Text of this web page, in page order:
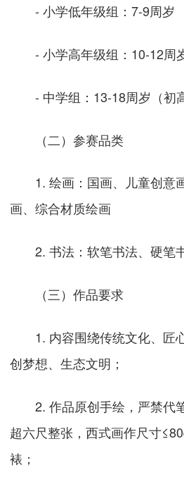
- 小学低年级组：7-9周岁
- 小学高年级组：10-12周
- 中学组：13-18周岁（初高
（二）参赛品类
1. 绘画：国画、儿童创意
画、综合材质绘画
2. 书法：软笔书法、硬笔
（三）作品要求
1. 内容围绕传统文化、匠
创梦想、生态文明；
2. 作品原创手绘，严禁代
超六尺整张，西式画作尺寸
裱；